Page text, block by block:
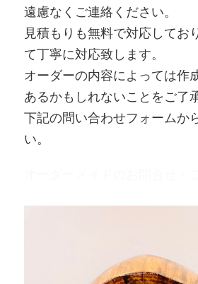
遠慮なくご連絡ください。
見積もりも無料で対応してお
て丁寧に対応致します。
オーダーの内容によっては作
あるかもしれないことをご了
下記の問い合わせフォームか
い。